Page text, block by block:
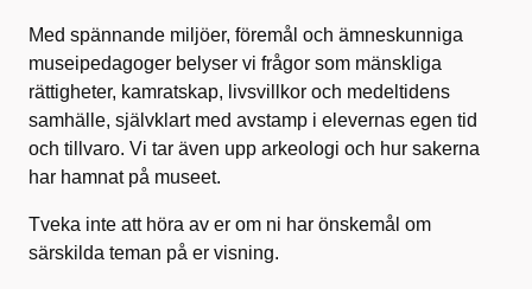
Med spännande miljöer, föremål och ämneskunniga
museipedagoger belyser vi frågor som mänskliga
rättigheter, kamratskap, livsvillkor och medeltidens
samhälle, självklart med avstamp i elevernas egen tid
och tillvaro. Vi tar även upp arkeologi och hur sakerna
har hamnat på museet.
Tveka inte att höra av er om ni har önskemål om
särskilda teman på er visning.